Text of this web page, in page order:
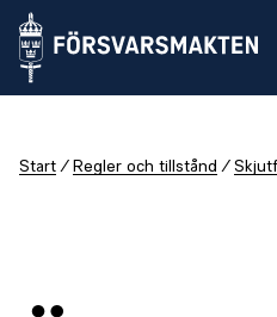
Start Regler och tillstånd